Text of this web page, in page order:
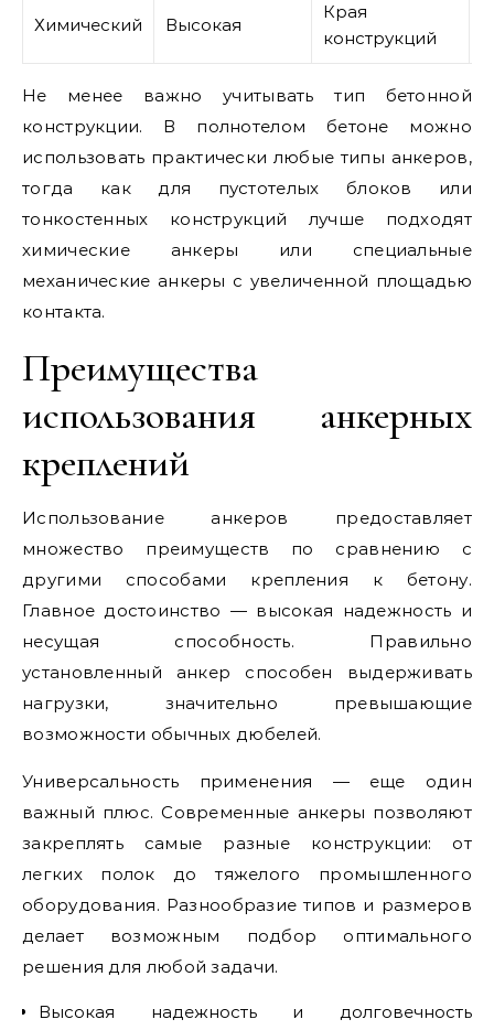
Химический Высокая
Края
конструкций
Не менее важно учитывать тип бетонной
конструкции. В полнотелом бетоне можно
использовать практически любые типы анкеров,
тогда как для пустотелых блоков или
тонкостенных конструкций лучше подходят
химические анкеры или специальные
механические анкеры с увеличенной площадью
контакта.
Преимущества
использования анкерных
креплений
Использование анкеров предоставляет
множество преимуществ по сравнению с
другими способами крепления к бетону.
Главное достоинство — высокая надежность и
несущая способность. Правильно
установленный анкер способен выдерживать
нагрузки, значительно превышающие
возможности обычных дюбелей.
Универсальность применения — еще один
важный плюс. Современные анкеры позволяют
закреплять самые разные конструкции: от
легких полок до тяжелого промышленного
оборудования. Разнообразие типов и размеров
делает возможным подбор оптимального
решения для любой задачи.
Высокая надежность и долговечность